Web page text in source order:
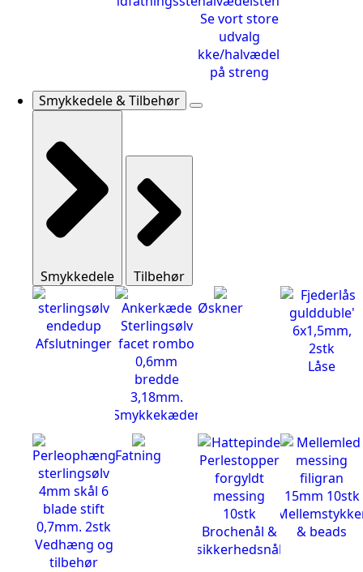
Smykke/halvædelsten
på streng
Smykkedele & Tilbehør
Smykkedele Tilbehør
Afslutninger
Smykkekæder
Øskner
Låse
Vedhæng og
tilbehør
Fatning
Brochenål &
sikkerhedsnål
& beads